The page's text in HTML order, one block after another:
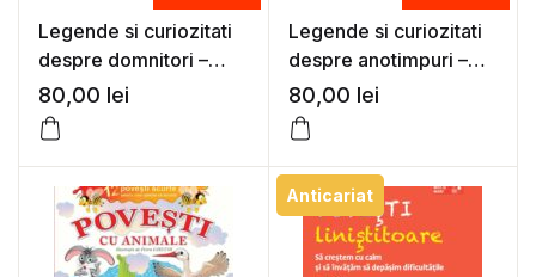
Legende si curiozitati
despre domnitori –
Petru Ghetoi
80,00 lei
Legende si curiozitati
despre anotimpuri –
Petru Ghetoi
80,00 lei
Anticariat